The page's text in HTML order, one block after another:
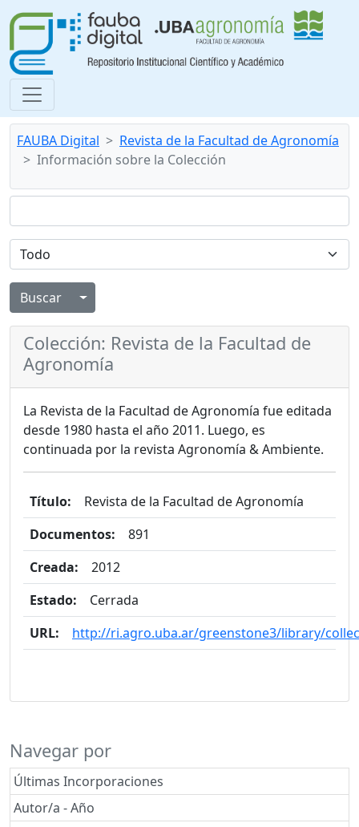
FAUBA Digital
Revista de la Facultad de Agronomía
Información sobre la Colección
Alternar menú desplegable
Colección: Revista de la Facultad de
Agronomía
La Revista de la Facultad de Agronomía fue editada
desde 1980 hasta el año 2011. Luego, es
continuada por la revista Agronomía & Ambiente.
Título:
Revista de la Facultad de Agronomía
Documentos:
891
Creada:
2012
Estado:
Cerrada
URL:
http://ri.agro.uba.ar/greenstone3/library/
Navegar por
Últimas Incorporaciones
Autor/a - Año